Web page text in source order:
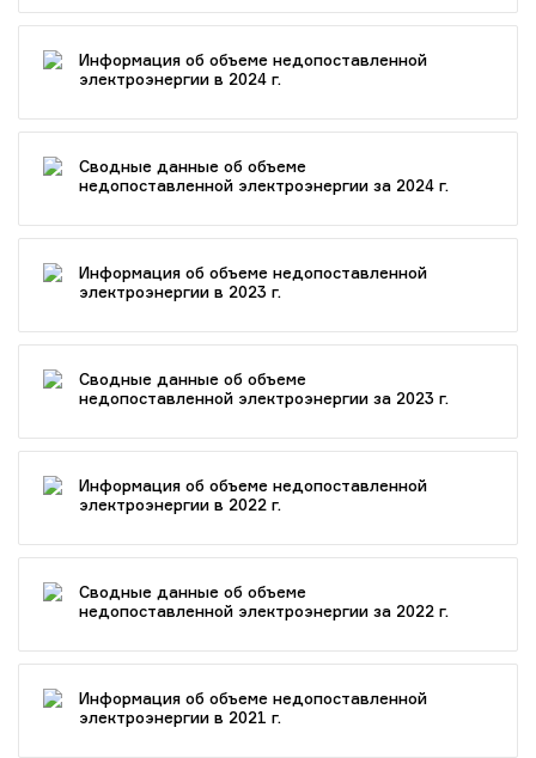
Информация об объеме недопоставленной
электроэнергии в 2024 г.
Сводные данные об объеме
недопоставленной электроэнергии за 2024 г.
Информация об объеме недопоставленной
электроэнергии в 2023 г.
Сводные данные об объеме
недопоставленной электроэнергии за 2023 г.
Информация об объеме недопоставленной
электроэнергии в 2022 г.
Сводные данные об объеме
недопоставленной электроэнергии за 2022 г.
Информация об объеме недопоставленной
электроэнергии в 2021 г.